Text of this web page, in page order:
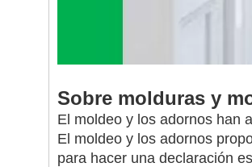
Sobre molduras y
El moldeo y los adornos han
El moldeo y los adornos
para hacer una declaración